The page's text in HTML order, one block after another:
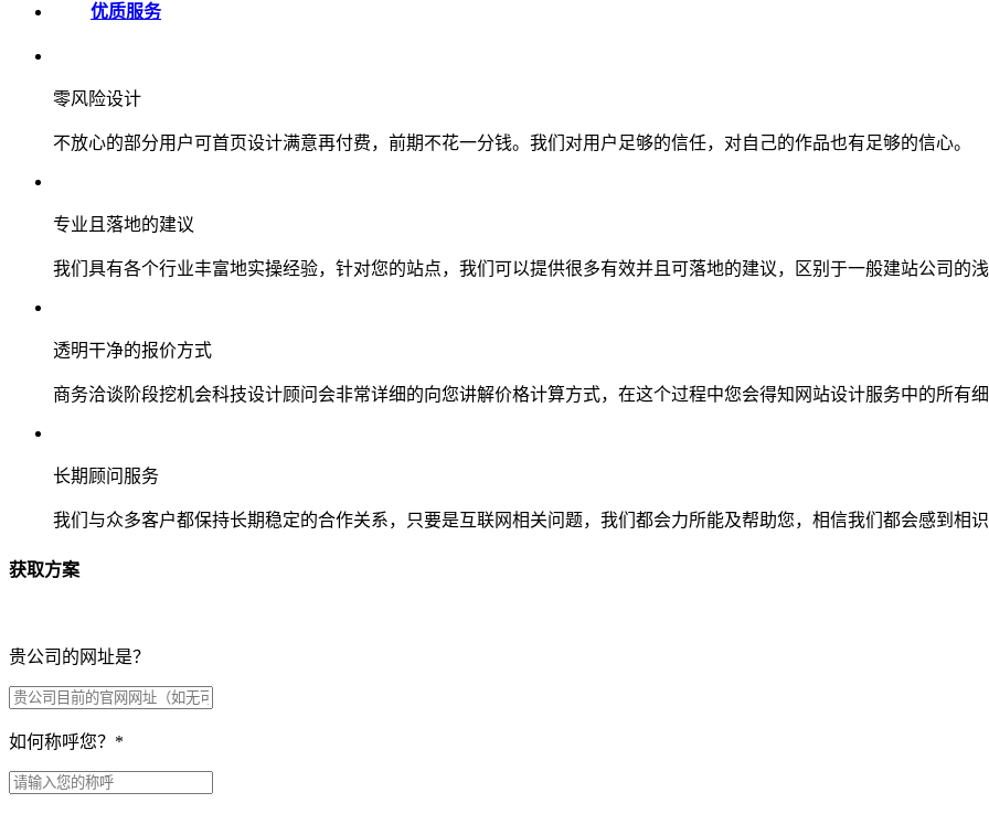
优质服务
零风险设计
不放心的部分用户可首页设计满意再付费，前期不花一分钱。我们对用户足够的信任，对自己的作品也有足够的信心。
专业且落地的建议
我们具有各个行业丰富地实操经验，针对您的站点，我们可以提供很多有效并且可落地的建议，区别于一般建站公司的
透明干净的报价方式
商务洽谈阶段挖机会科技设计顾问会非常详细的向您讲解价格计算方式，在这个过程中您会得知网站设计服务中的所有
长期顾问服务
我们与众多客户都保持长期稳定的合作关系，只要是互联网相关问题，我们都会力所能及帮助您，相信我们都会感到相
获取方案
贵公司的网址是？
如何称呼您？ *